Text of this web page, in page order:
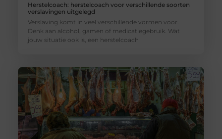
Herstelcoach: herstelcoach voor verschillende soorten
verslavingen uitgelegd
Verslaving komt in veel verschillende vormen voor.
Denk aan alcohol, gamen of medicatiegebruik. Wat
jouw situatie ook is, een herstelcoach